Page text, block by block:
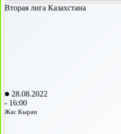
Вторая лига Казахстана
28.08.2022
- 16:00
Жас Кыран